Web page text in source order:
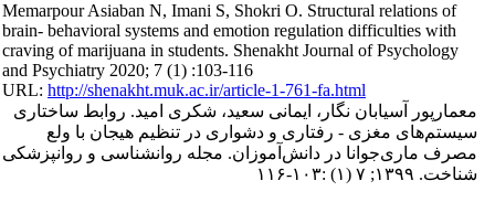
Memarpour Asiaban N, Imani S, Shokri O. Structural relations of
brain- behavioral systems and emotion regulation difficulties with
craving of marijuana in students. Shenakht Journal of Psychology
and Psychiatry 2020; 7 (1) :103-116
URL:http://shenakht.muk.ac.ir/article-1-761-fa.html
معمارپور آسیابان نگار، ایمانی سعید، شکری امید. روابط ساختاری
سیستم‌های مغزی - رفتاری و دشواری در تنظیم هیجان با ولع
مصرف ماری‌جوانا در دانش‌آموزان. مجله روانشناسی و روانپزشکی
شناخت. ۱۳۹۹; ۷ (۱) :۱۰۳-۱۱۶